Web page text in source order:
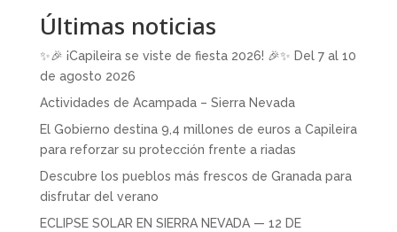
Últimas noticias
✨🎉 ¡Capileira se viste de fiesta 2026! 🎉✨ Del 7 al 10
de agosto 2026
Actividades de Acampada – Sierra Nevada
El Gobierno destina 9,4 millones de euros a Capileira
para reforzar su protección frente a riadas
Descubre los pueblos más frescos de Granada para
disfrutar del verano
ECLIPSE SOLAR EN SIERRA NEVADA — 12 DE